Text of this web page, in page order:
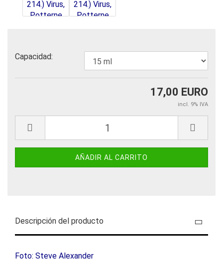
Capacidad:
17,00 EURO
incl. 9% IVA
Descripción del producto
Foto: Steve Alexander